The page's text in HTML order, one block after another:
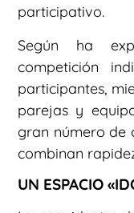
participativo.
Según ha
competición
participantes,
parejas y
gran número de
combinan
UN ESPACIO